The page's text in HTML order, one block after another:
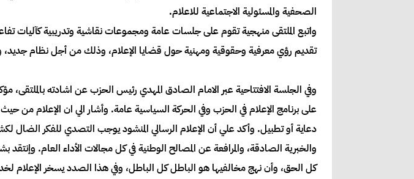
الصحفية والمسئولية الاجتماعية للاعلام.
واتبع الملتقى منهجية تقوم على جلسات عامة ومجموعات نقاشية وتدريبية كآليات
تقديم رؤي معرفية وحقوقية ومهنية حول قضايا الإعلام، وذلك من أجل نظام جديد،
وفي الجلسة الافتتاحية عبر الامام الصادق المهدي رئيس الحزب عن اشادته بالملتقى،
على برنامج الإعلام في الحزب وفي الحركة السياسية عامة. وأشار الي ان الإعلام
دعاية أو تطبيل. وأكد علي أن الإعلام الرسالي المنشود يوجب التصدي للفكر الضال
والخبرية الصادقة، والمرافعة عن المصالح الوطنية في كل مجالات الأداء العام.
كل الحق، وأن نهج مخالفيها هو الباطل كل الباطل، وفي هذا الصدد يسخر الإعلام